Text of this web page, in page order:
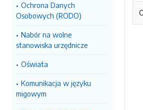
Ochrona Danych
Osobowych (RODO)
Nabór na wolne
stanowiska urzędnicze
Oświata
Komunikacja w języku
migowym